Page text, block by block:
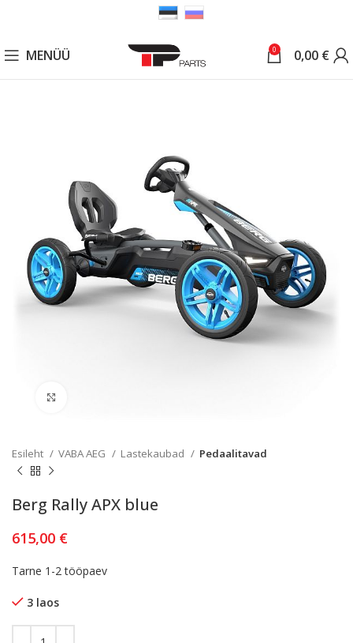
MENÜÜ 0 0,00 €
Esileht VABA AEG Lastekaubad Pedaalitavad
Berg Rally APX blue
615,00 €
Tarne 1-2 tööpaev
3 laos